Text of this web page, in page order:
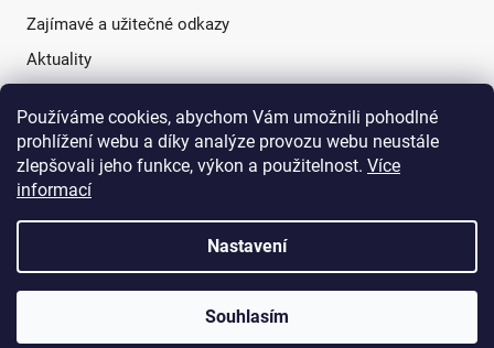
Používáme cookies, abychom Vám umožnili pohodlné
prohlížení webu a díky analýze provozu webu neustále
zlepšovali jeho funkce, výkon a použitelnost. Více
informací
Nastavení
Souhlasím
Zajímavé a užitečné odkazy
Aktuality
Sociální sítě
Vytvořil Shoptet